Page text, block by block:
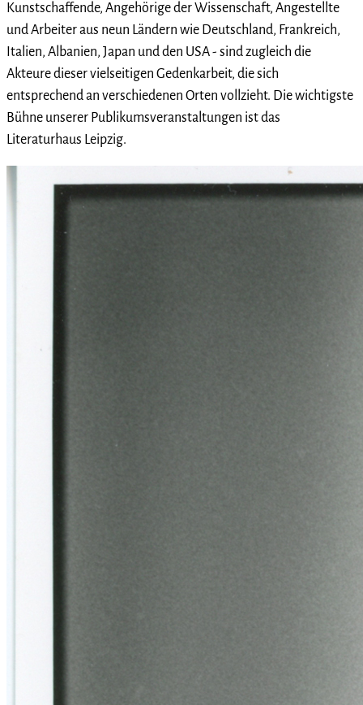
Kunstschaffende, Angehörige der Wissenschaft, Angestellte
und Arbeiter aus neun Ländern wie Deutschland, Frankreich,
Italien, Albanien, Japan und den USA - sind zugleich die
Akteure dieser vielseitigen Gedenkarbeit, die sich
entsprechend an verschiedenen Orten vollzieht. Die wichtigste
Bühne unserer Publikumsveranstaltungen ist das
Literaturhaus Leipzig.